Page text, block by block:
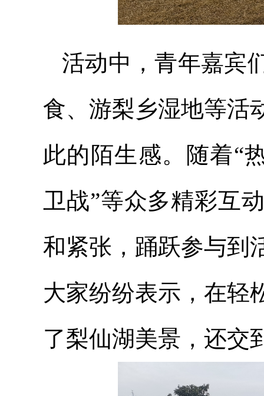
活动中，青年嘉宾
食、游梨乡湿地等活
此的陌生感。随着“
卫战”等众多精彩互
和紧张，踊跃参与到
大家纷纷表示，在轻
了梨仙湖美景，还交